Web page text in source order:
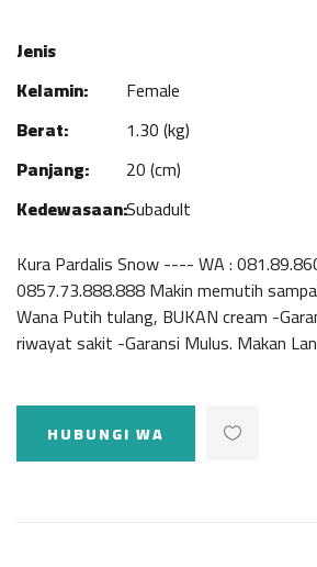
Jenis
Kelamin:
Female
Berat:
1.30 (kg)
Panjang:
20 (cm)
Kedewasaan:Subadult
Kura Pardalis Snow ---- WA :
0857.73.888.888 Makin memutih
Wana Putih tulang, BUKAN cream -
riwayat sakit -Garansi Mulus. Makan
HUBUNGI WA